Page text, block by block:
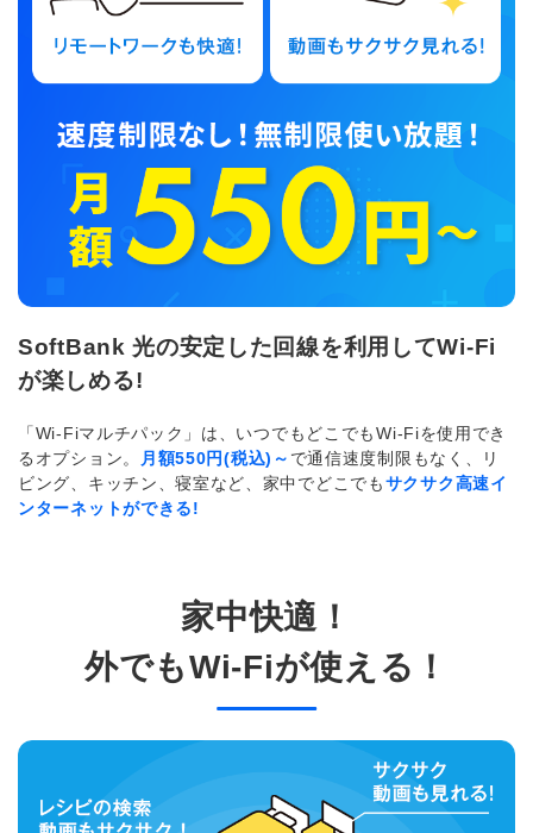
SoftBank 光の安定した回線を利用してWi-Fi
が楽しめる!
「Wi-Fiマルチパック」は、いつでもどこでもWi-Fiを使用でき
るオプション。
月額550円(税込)～ で通信速度制限もなく、リ
ビング、キッチン、寝室など、家中でどこでもサクサク高速イ
ンターネットができる!
家中快適！
外でもWi-Fiが使える！